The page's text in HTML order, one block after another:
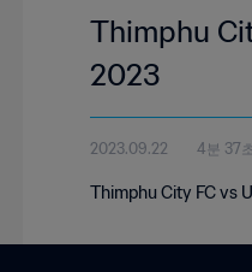
Thimphu
2023
2023.09.22 4분 37초
Thimphu City FC vs